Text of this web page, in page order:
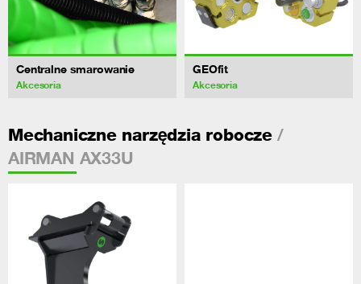
Centralne smarowanie
Akcesoria
GEOfit
Akcesoria
Mechaniczne narzędzia robocze/
AIRMAN AX33U